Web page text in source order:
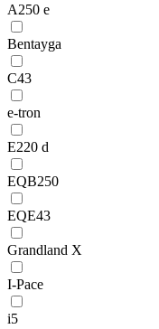
A250 e
Bentayga
C43
e-tron
E220 d
EQB250
EQE43
Grandland X
I-Pace
i5